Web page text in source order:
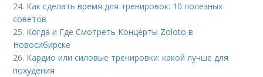
24. Как сделать время для тренировок: 10 полезных
советов
25. Когда и Где Смотреть Концерты Zoloto в
Новосибирске
26. Кардио или силовые тренировки: какой лучше для
похудения